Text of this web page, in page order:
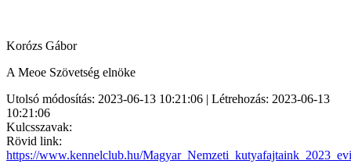
Korózs Gábor
A Meoe Szövetség elnöke
Utolsó módosítás: 2023-06-13 10:21:06 | Létrehozás: 2023-06-13
10:21:06
Kulcsszavak:
Rövid link:
https://www.kennelclub.hu/